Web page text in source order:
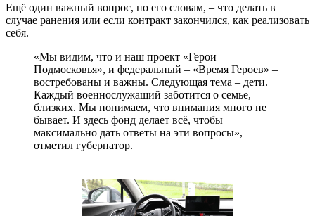
Ещё один важный вопрос, по его словам, – что делать в
случае ранения или если контракт закончился, как реализовать
себя.
«Мы видим, что и наш проект «Герои
Подмосковья», и федеральный – «Время Героев» –
востребованы и важны. Следующая тема – дети.
Каждый военнослужащий заботится о семье,
близких. Мы понимаем, что внимания много не
бывает. И здесь фонд делает всё, чтобы
максимально дать ответы на эти вопросы», –
отметил губернатор.